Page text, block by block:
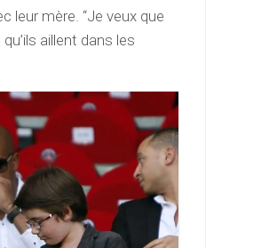
leur mère. “Je veux que
aillent dans les